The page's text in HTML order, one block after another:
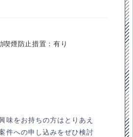
煙防止措置：有り
味をお持ちの方はとりあえ
件への申し込みをぜひ検討